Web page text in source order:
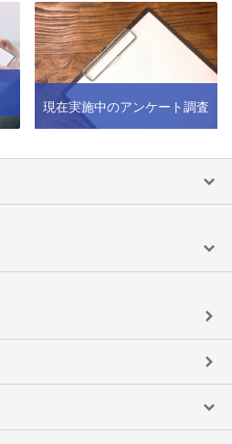
現在実施中のアンケート調査